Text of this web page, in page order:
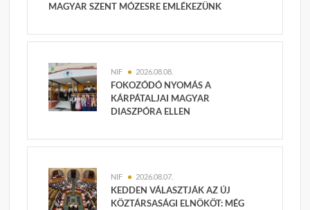
MAGYAR SZENT MÓZESRE EMLÉKEZÜNK
NIF 2026.08.08.
FOKOZÓDÓ NYOMÁS A
KÁRPÁTALJAI MAGYAR
DIASZPÓRA ELLEN
NIF 2026.08.07.
KEDDEN VÁLASZTJÁK AZ ÚJ
KÖZTÁRSASÁGI ELNÖKÖT: MÉG